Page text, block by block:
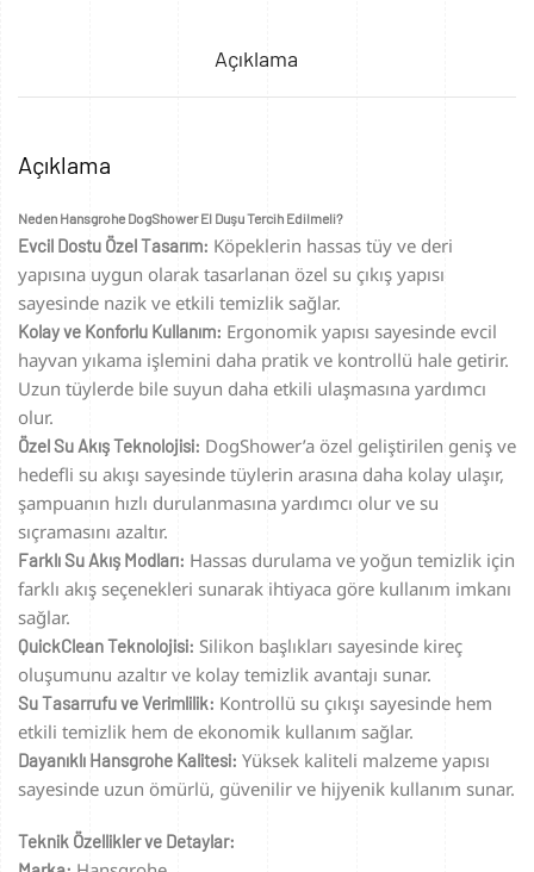
Açıklama
Açıklama
Neden Hansgrohe DogShower El Duşu Tercih Edilmeli?
Evcil Dostu Özel Tasarım: Köpeklerin hassas tüy ve deri
yapısına uygun olarak tasarlanan özel su çıkış yapısı
sayesinde nazik ve etkili temizlik sağlar.
Kolay ve Konforlu Kullanım: Ergonomik yapısı sayesinde evcil
hayvan yıkama işlemini daha pratik ve kontrollü hale getirir.
Uzun tüylerde bile suyun daha etkili ulaşmasına yardımcı
olur.
Özel Su Akış Teknolojisi: DogShower’a özel geliştirilen geniş ve
hedefli su akışı sayesinde tüylerin arasına daha kolay ulaşır,
şampuanın hızlı durulanmasına yardımcı olur ve su
sıçramasını azaltır.
Farklı Su Akış Modları: Hassas durulama ve yoğun temizlik için
farklı akış seçenekleri sunarak ihtiyaca göre kullanım imkanı
sağlar.
QuickClean Teknolojisi: Silikon başlıkları sayesinde kireç
oluşumunu azaltır ve kolay temizlik avantajı sunar.
Su Tasarrufu ve Verimlilik: Kontrollü su çıkışı sayesinde hem
etkili temizlik hem de ekonomik kullanım sağlar.
Dayanıklı Hansgrohe Kalitesi: Yüksek kaliteli malzeme yapısı
sayesinde uzun ömürlü, güvenilir ve hijyenik kullanım sunar.
Teknik Özellikler ve Detaylar: